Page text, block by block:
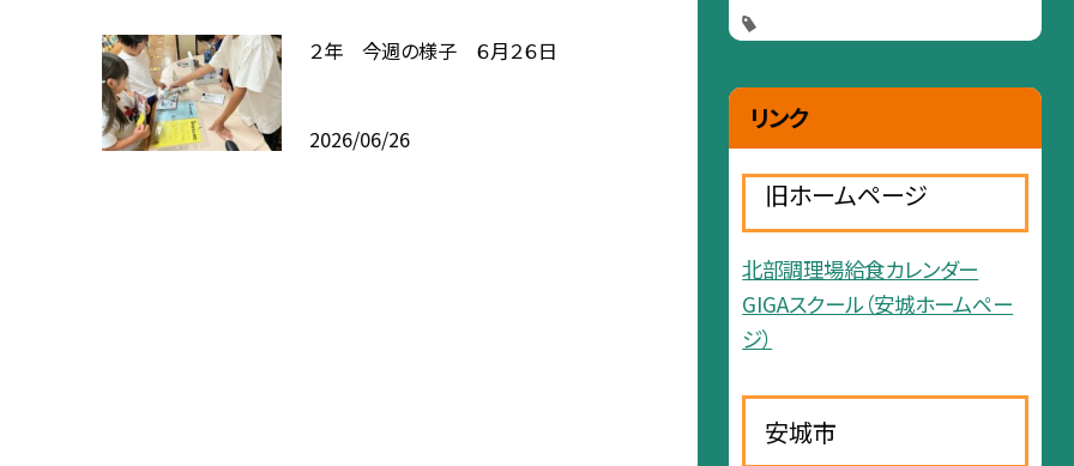
２年 今週の様子 ６月２６日
2026/06/26
リンク
旧ホームページ
北部調理場給食カレンダー
GIGAスクール（安城ホームペー
ジ）
安城市